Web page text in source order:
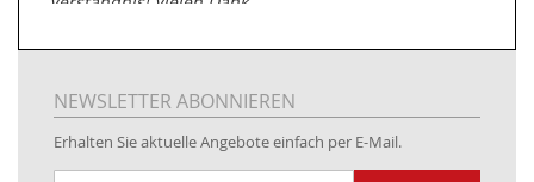
05.07.2019: Neuester Zugang zu unserer
Rohrbearbeitung
01.06.2019: Individuell
bedruckte Kabeltrommeln
www.kabeltrommeln-versand.de/Kabelbedruckung
NEWSLETTER ABONNIEREN
Erhalten Sie aktuelle Angebote einfach per E-Mail.